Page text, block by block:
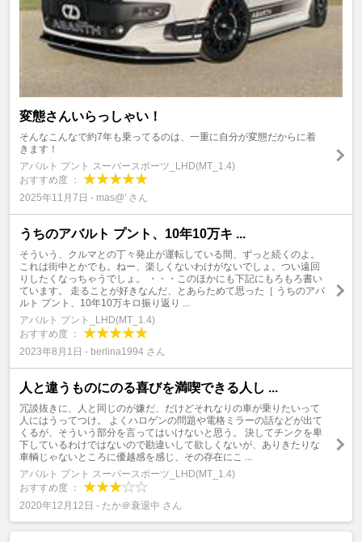
変態さんいらっしゃい！
そんなこんなで約7年も乗ってるのは、一重に自分が変態だからに着
きます！
アバルト プント スーパースポーツ_LHD(MT_1.4)
おすすめ度 ：
2025年11月7日 - mas@' さん
うちのアバルト プント、10年10万キ ...
そういう、クルマとの丁々発止が運転している間、ずっと続くのよ。
これは街中とかでも。ねー、楽しくないわけがないでしょ。つい遠回
りしたくなっちゃうでしょ。 ・・・このほかにも下記にもろもろ書い
ています。 走ることが好きなんだ、とあらためて思った［ うちのアバ
ルト プント、10年10万キロ振り返り ...
アバルト プント_LHD(MT_1.4)
おすすめ度 ：
2023年8月1日 - berlina1994 さん
人と違うものにのる喜びを満喫できる人し ...
冗談抜きに、人と同じのが嫌だ、だけどそれなりの車が乗りたいって
人にはうってつけ。 よくハロゲンの問題や電格ミラーの話などが出て
くるが、そういう部分を言ってはいけないと思う。 決してチンクを卑
下しているわけではないので勘違いして欲しくないが、ありきたりな
車輌じゃないところに優越感を感じ、その存在にこ ...
アバルト プント スーパースポーツ_LHD(MT_1.4)
おすすめ度 ：
2020年12月12日 - たか＠衰退中 さん